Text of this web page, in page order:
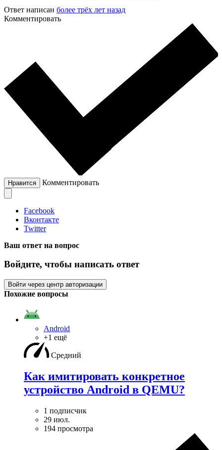
Ответ написан более трёх лет назад
Комментировать
Нравится Комментировать
Facebook
Вконтакте
Twitter
Ваш ответ на вопрос
Войдите, чтобы написать ответ
Войти через центр авторизации
Похожие вопросы
Android
+1 ещё
Средний
Как имитировать конкретное
устройство Android в QEMU?
1 подписчик
29 июл.
194 просмотра